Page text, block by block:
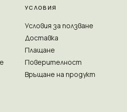
УСЛОВИЯ
Условия за ползване
Доставка
Плащане
Поверителност
Връщане на продукт